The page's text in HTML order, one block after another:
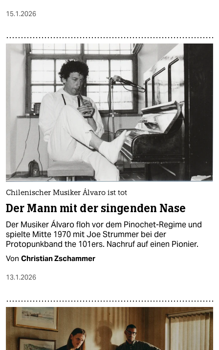
15.1.2026
Chilenischer Musiker Álvaro ist tot
Der Mann mit der singenden Nase
Der Musiker Álvaro floh vor dem Pinochet-Regime und
spielte Mitte 1970 mit Joe Strummer bei der
Protopunkband the 101ers. Nachruf auf einen Pionier.
Von Christian Zschammer
13.1.2026